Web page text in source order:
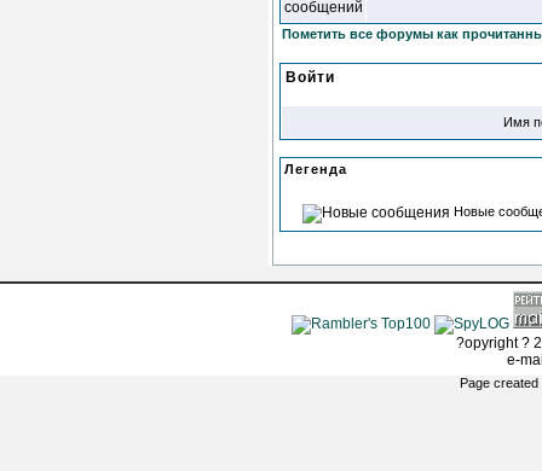
Пометить все форумы как
Войти
Имя
Легенда
Новые
?opyright ?
e-
Page